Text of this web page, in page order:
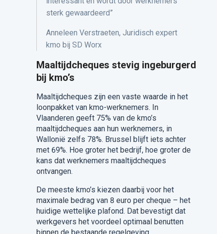
sterk gewaardeerd”
Anneleen Verstraeten, Juridisch expert
kmo bij SD Worx
Maaltijdcheques stevig ingeburgerd
bij kmo’s
Maaltijdcheques zijn een vaste waarde in het
loonpakket van kmo-werknemers. In
Vlaanderen geeft 75% van de kmo’s
maaltijdcheques aan hun werknemers, in
Wallonië zelfs 78%. Brussel blijft iets achter
met 69%. Hoe groter het bedrijf, hoe groter de
kans dat werknemers maaltijdcheques
ontvangen.
De meeste kmo’s kiezen daarbij voor het
maximale bedrag van 8 euro per cheque – het
huidige wettelijke plafond. Dat bevestigt dat
werkgevers het voordeel optimaal benutten